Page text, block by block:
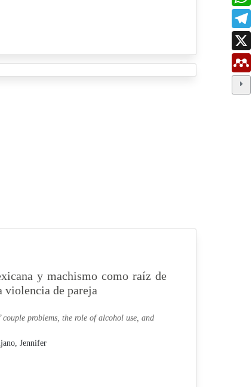
y machismo como raíz de
violencia de pareja
problems, the role of alcohol use, and
Jennifer